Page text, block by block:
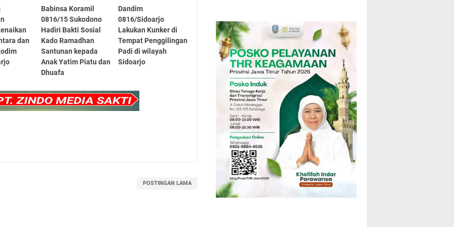
dan
Babinsa Koramil
0816/15 Sukodono
Hadiri Bakti Sosial
Kado Ramadhan
Santunan kepada
Anak Yatim Piatu dan
Dhuafa
Dandim
0816/Sidoarjo
Lakukan Kunker di
Tempat Penggilingan
Padi di wilayah
Sidoarjo
POSTINGAN LAMA